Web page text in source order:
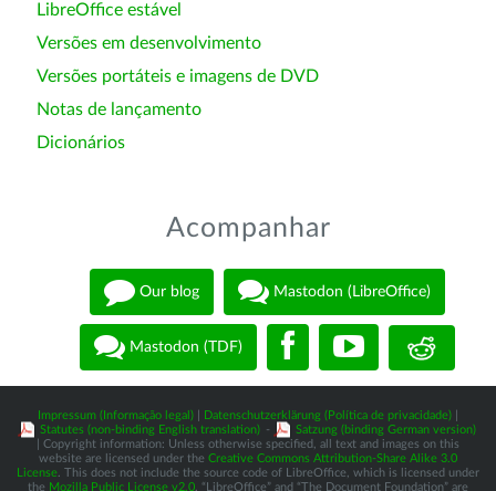
LibreOffice estável
Versões em desenvolvimento
Versões portáteis e imagens de DVD
Notas de lançamento
Dicionários
Acompanhar
Our blog Mastodon (LibreOffice)
Mastodon (TDF)
Impressum (Informação legal) Datenschutzerklärung (Política de privacidade)
Statutes (non-binding English translation) -
Satzung (binding German version)
| Copyright information: Unless otherwise specified, all text and images on this
website are licensed under the Creative Commons Attribution-Share Alike 3.0
License . This does not include the source code of LibreOffice, which is licensed under
the Mozilla Public License v2.0 . “LibreOffice” and “The Document Foundation” are